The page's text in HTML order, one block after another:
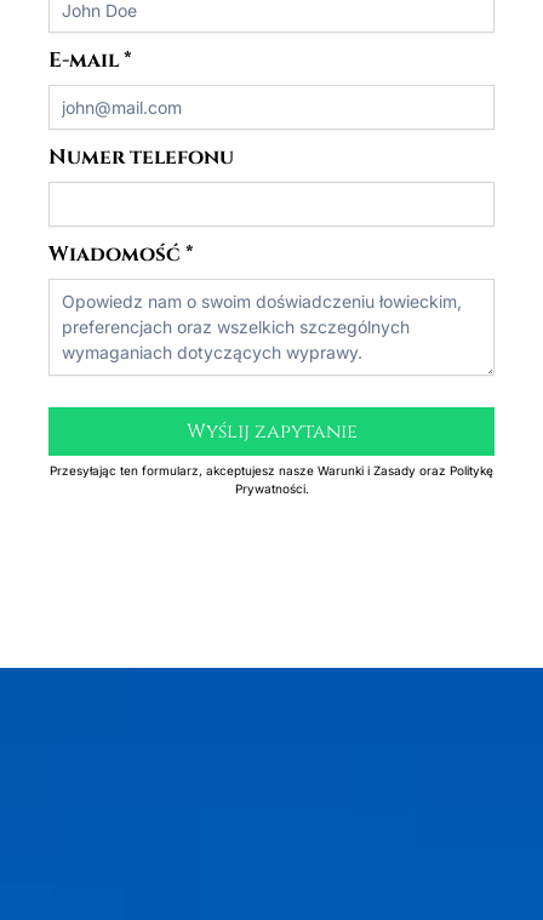
E-mail*
Numer telefonu
Wiadomość*
Wyślij zapytanie
Przesyłając ten formularz, akceptujesz nasze Warunki i Zasady oraz Politykę
Prywatności.